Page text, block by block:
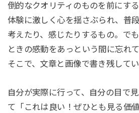
倒的なクオリティのものを前にす
体験に激しく心を揺さぶられ、普
考えたり、感じたりするもの。で
ときの感動をあっという間に忘れ
そこで、文章と画像で書き残して
自分が実際に行って、自分の目で
て「これは良い！ぜひとも見る価